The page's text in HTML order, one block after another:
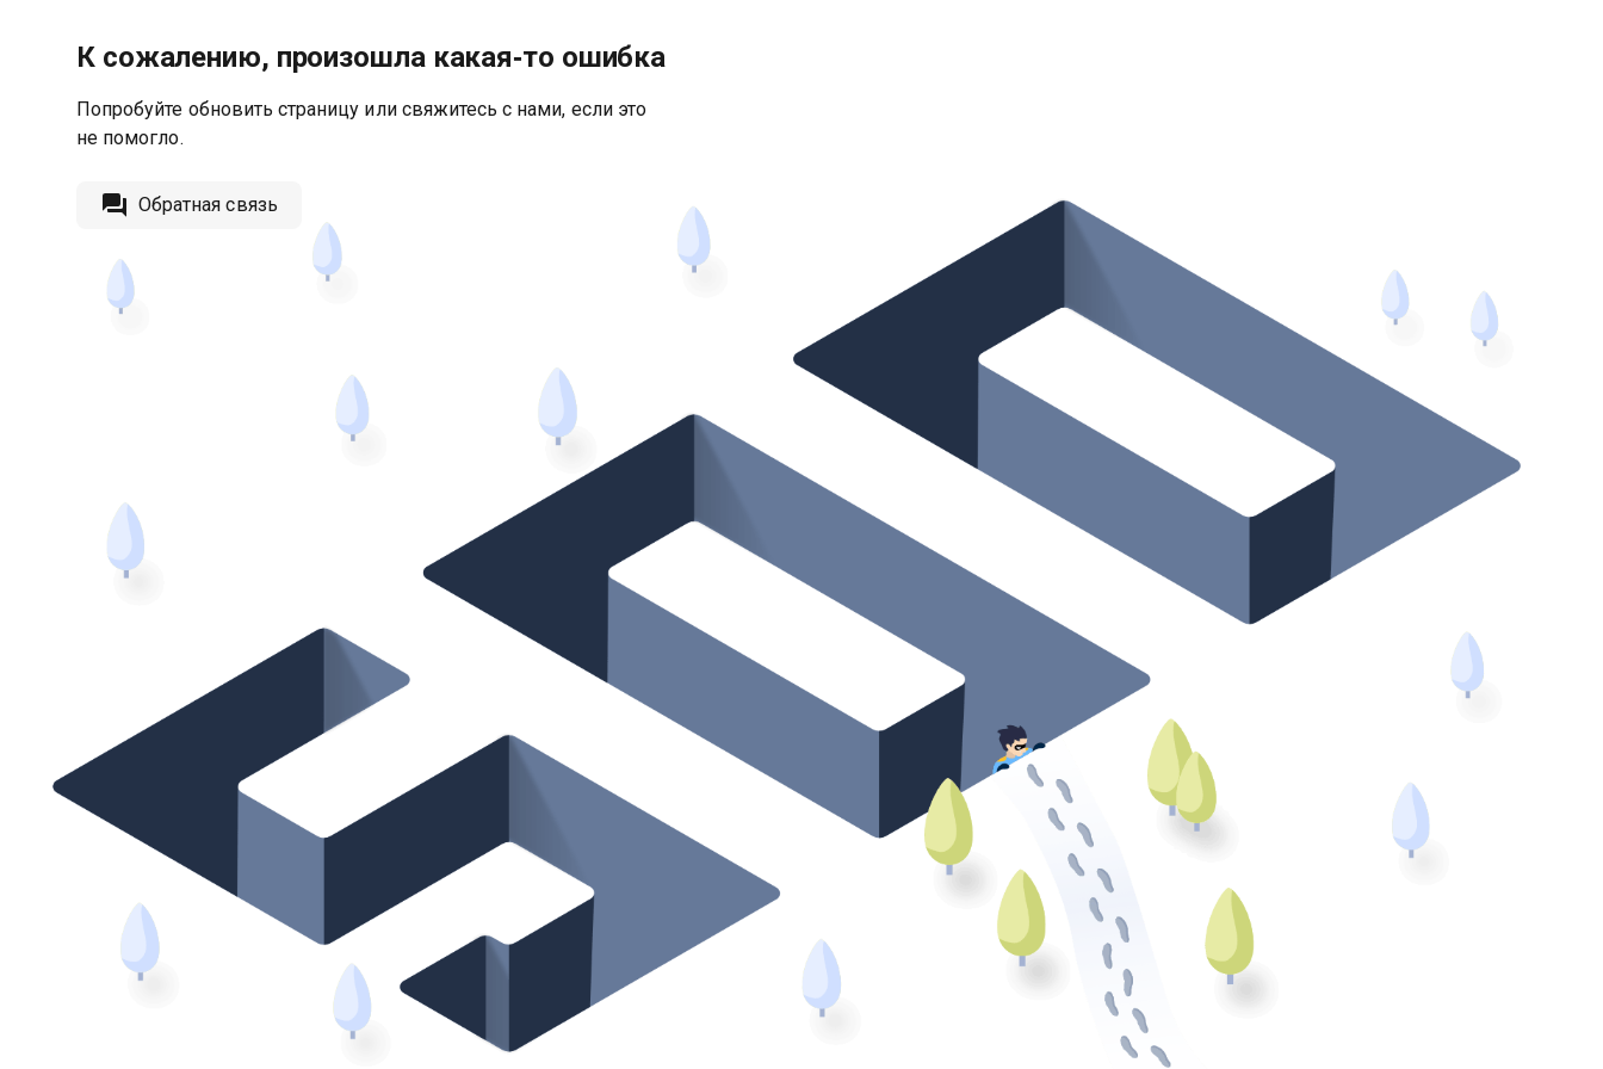
К сожалению, произошла какая‑то ошибка
Попробуйте обновить страницу или свяжитесь с нами, если это
не помогло.
Обратная связь